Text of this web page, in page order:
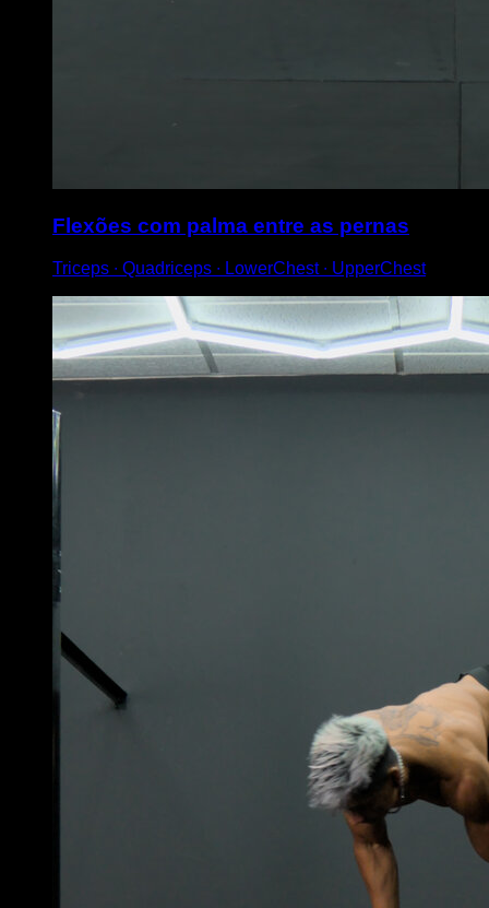
Flexões com palma entre as pernas
Triceps ∙ Quadriceps ∙ LowerChest ∙ UpperChest